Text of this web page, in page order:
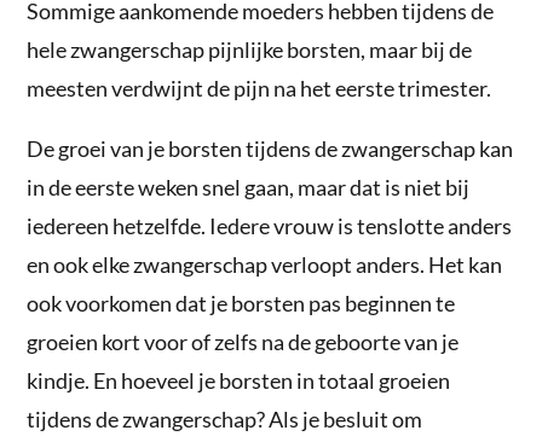
Sommige aankomende moeders hebben tijdens de
hele zwangerschap pijnlijke borsten, maar bij de
meesten verdwijnt de pijn na het eerste trimester.
De groei van je borsten tijdens de zwangerschap kan
in de eerste weken snel gaan, maar dat is niet bij
iedereen hetzelfde. Iedere vrouw is tenslotte anders
en ook elke zwangerschap verloopt anders. Het kan
ook voorkomen dat je borsten pas beginnen te
groeien kort voor of zelfs na de geboorte van je
kindje. En hoeveel je borsten in totaal groeien
tijdens de zwangerschap? Als je besluit om